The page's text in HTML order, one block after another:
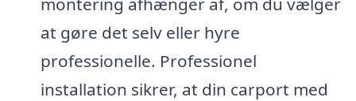
at gøre det selv eller hyre
professionelle. Professionel
installation sikrer, at din carport med